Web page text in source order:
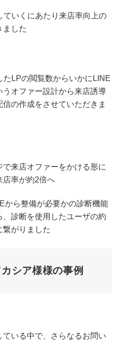
ていくにあたり来店率向上の
ました
たLPの閲覧数からいかにLINE
うオファー設計から来店誘導
信の作成をさせていただきま
来店オファーをかける形に
店率が約2倍へ
から整備が必要かの診断機能
、診断を使用したユーザの約
繋がりました
シア様様の事例
ている中で、さらなるお問い